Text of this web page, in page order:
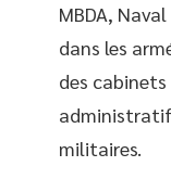
MBDA,
dans les
des
militaires.